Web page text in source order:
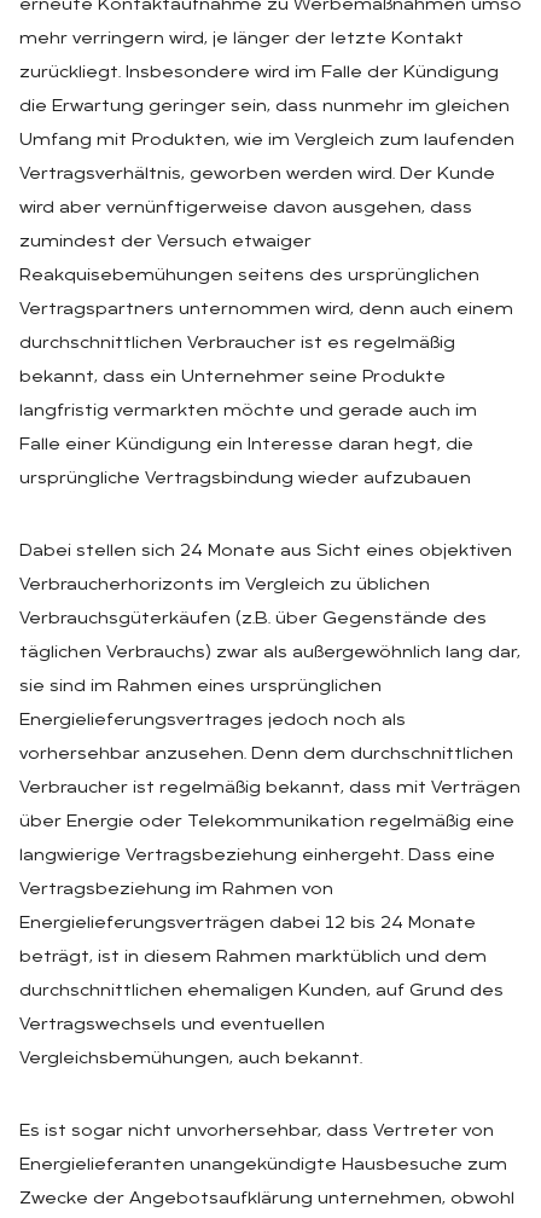
erneute Kontaktaufnahme zu Werbemaßnahmen umso
mehr verringern wird, je länger der letzte Kontakt
zurückliegt. Insbesondere wird im Falle der Kündigung
die Erwartung geringer sein, dass nunmehr im gleichen
Umfang mit Produkten, wie im Vergleich zum laufenden
Vertragsverhältnis, geworben werden wird. Der Kunde
wird aber vernünftigerweise davon ausgehen, dass
zumindest der Versuch etwaiger
Reakquisebemühungen seitens des ursprünglichen
Vertragspartners unternommen wird, denn auch einem
durchschnittlichen Verbraucher ist es regelmäßig
bekannt, dass ein Unternehmer seine Produkte
langfristig vermarkten möchte und gerade auch im
Falle einer Kündigung ein Interesse daran hegt, die
ursprüngliche Vertragsbindung wieder aufzubauen
Dabei stellen sich 24 Monate aus Sicht eines objektiven
Verbraucherhorizonts im Vergleich zu üblichen
Verbrauchsgüterkäufen (z.B. über Gegenstände des
täglichen Verbrauchs) zwar als außergewöhnlich lang dar,
sie sind im Rahmen eines ursprünglichen
Energielieferungsvertrages jedoch noch als
vorhersehbar anzusehen. Denn dem durchschnittlichen
Verbraucher ist regelmäßig bekannt, dass mit Verträgen
über Energie oder Telekommunikation regelmäßig eine
langwierige Vertragsbeziehung einhergeht. Dass eine
Vertragsbeziehung im Rahmen von
Energielieferungsverträgen dabei 12 bis 24 Monate
beträgt, ist in diesem Rahmen marktüblich und dem
durchschnittlichen ehemaligen Kunden, auf Grund des
Vertragswechsels und eventuellen
Vergleichsbemühungen, auch bekannt.
Es ist sogar nicht unvorhersehbar, dass Vertreter von
Energielieferanten unangekündigte Hausbesuche zum
Zwecke der Angebotsaufklärung unternehmen, obwohl